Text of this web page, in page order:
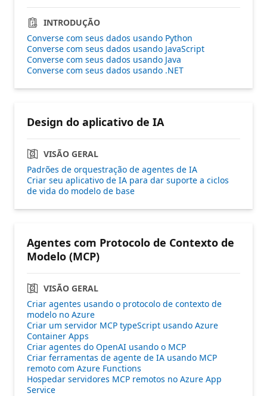
INTRODUÇÃO
Converse com seus dados usando Python
Converse com seus dados usando JavaScript
Converse com seus dados usando Java
Converse com seus dados usando .NET
Design do aplicativo de IA
VISÃO GERAL
Padrões de orquestração de agentes de IA
Criar seu aplicativo de IA para dar suporte a ciclos
de vida do modelo de base
Agentes com Protocolo de Contexto de
Modelo (MCP)
VISÃO GERAL
Criar agentes usando o protocolo de contexto de
modelo no Azure
Criar um servidor MCP typeScript usando Azure
Container Apps
Criar agentes do OpenAI usando o MCP
Criar ferramentas de agente de IA usando MCP
remoto com Azure Functions
Hospedar servidores MCP remotos no Azure App
Service